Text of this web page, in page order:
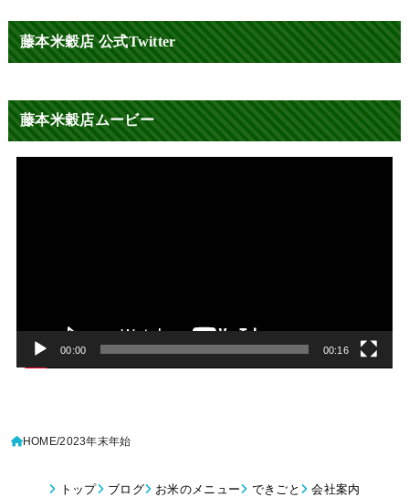
藤本米穀店 公式Twitter
藤本米穀店ムービー
00:00 00:16
HOME 2023年末年始
トップ ブログ お米のメニュー できごと 会社案内